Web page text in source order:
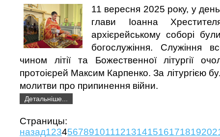
11 вересня 2025 року, у день
глави Іоанна
архієрейському соборі
богослужіння. Служіння
чином літії та Божественної літургії
протоієрей Максим Карпенко. За літургією
молитви про припинення війни.
Детальніше...
назад1234567891011121314151617181920